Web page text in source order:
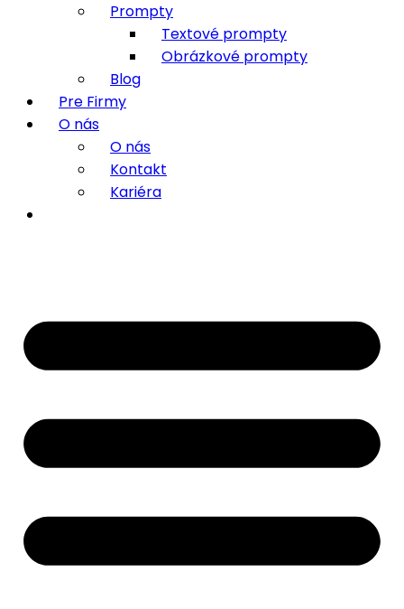
Prompty
Textové prompty
Obrázkové prompty
Blog
Pre Firmy
O nás
O nás
Kontakt
Kariéra